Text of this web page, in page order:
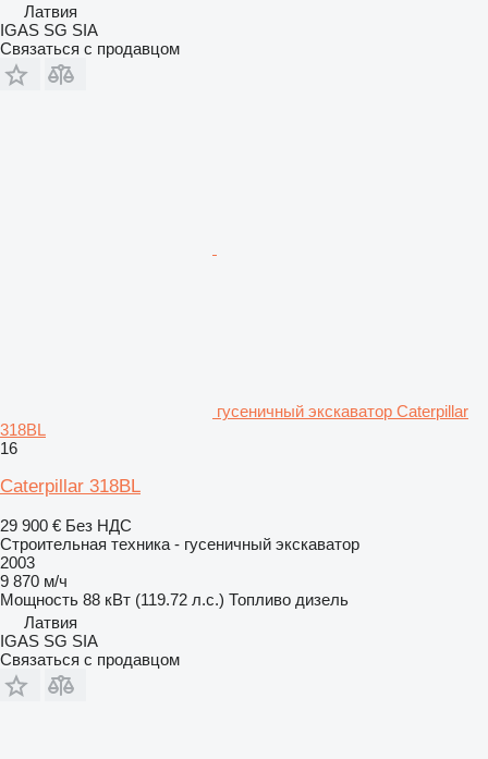
Латвия
IGAS SG SIA
Связаться с продавцом
гусеничный экскаватор Caterpillar
318BL
16
Caterpillar 318BL
29 900 € Без НДС
Строительная техника - гусеничный экскаватор
2003
9 870 м/ч
Мощность 88 кВт (119.72 л.с.) Топливо дизель
Латвия
IGAS SG SIA
Связаться с продавцом